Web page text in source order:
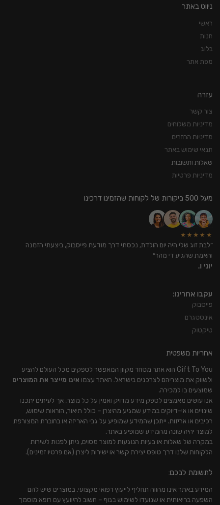
ניווט באתר
ראשי
חנות
בלוג
מפת אתר
עזרה
צור קשר
מדיניות משלוחים
מדיניות החזרים
תנאי שימוש באתר
שאלות ותשובות
מדיניות פרטיות
מעל 500 ביקורות של לקוחות שהזמינו דרכינו
★★★★★
״לבת זוג שלי היה יום הולדת, נכסתי דרך מודעת פייסבוק, ביצעתי הזמנה
והאמת שהגיע די מהר״
יוני ו.
עקבו אחרינו:
פייסבוק
אינסטגרם
טיקטוק
אחריות משפטית
Gift To You הוא אתר מסחר מקוון המאפשר לספקים מכל העולם להציע
ולשווק את מוצריהם לצרכנים בישראל. האתר עצמו אינו מייצר את המוצרים
שמוצעים בו למכירה.
אנו עושים מאמצים לספק מידע מדויק ואמין על כל מוצר, אך לעיתים יתכנו
שינויים או אי-דיוקים במידע שמגיע מהיצרן – כולל תיאור, הוראות שימוש,
רכיבים או אריזות. ייתכן שהמידע שמופיע על גבי האריזה או בחוברת המצורפת
למוצר יהיה שונה מהמידע שמופיע באתר.
במקרה של שאלות או בעיות הנוגעות למוצר מסוים, ניתן לפנות לשירות
הלקוחות שלנו דרך טופס יצירת קשר או ישירות ליצרן (אם פרטיו זמינים).
לתשומת לבכם:
המידע באתר אינו מהווה תחליף לייעוץ רפואי מקצועי. במוצרים שיש להם
השפעה בריאותית או שנועדו לשימוש בגוף – חשוב להיוועץ עם רופא מוסמך